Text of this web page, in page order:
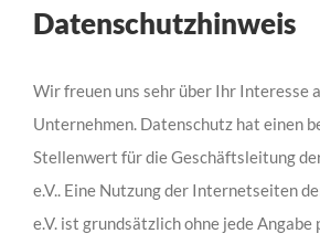
AKTUELLES
RENNSERIEN
ERGEBNISDIENST
Datenschutzhinweis
Wir freuen uns sehr über Ihr Interesse
Unternehmen. Datenschutz hat einen
Stellenwert für die Geschäftsleitung
e.V.. Eine Nutzung der Internetseiten
e.V. ist grundsätzlich ohne jede Angabe